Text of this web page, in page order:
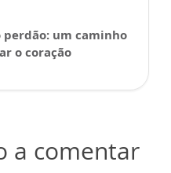
perdão: um caminho
o coração
a comentar